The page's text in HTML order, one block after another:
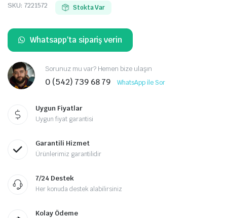
SKU: 7221572 Stokta Var
Whatsapp'ta sipariş verin
Sorunuz mu var? Hemen bize ulaşın
0 (542) 739 68 79 WhatsApp ile Sor
Uygun Fiyatlar
Uygun fiyat garantisi
Garantili Hizmet
Ürünlerimiz garantilidir
7/24 Destek
Her konuda destek alabilirsiniz
Kolay Ödeme